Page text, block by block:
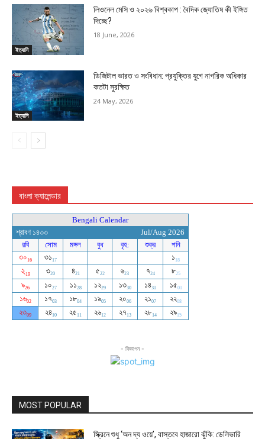
ইত্যাদি
লিওনেল মেসি ও ২০২৬ বিশ্বকাপ : বৈদিক জ্যোতিষ কী ইঙ্গিত
দিচ্ছে?
18 June, 2026
ইত্যাদি
ডিজিটাল ভারত ও সংবিধান: প্রযুক্তির যুগে নাগরিক অধিকার
কতটা সুরক্ষিত
24 May, 2026
বাংলা ক্যালেন্ডার
- বিজ্ঞাপন -
MOST POPULAR
স্ক্রিনে শুধু ‘অন দ্য ওয়ে’, বাস্তবে হাজারো ঝুঁকি: ডেলিভারি